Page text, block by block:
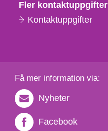
Fler kontaktuppgifter
Kontaktuppgifter
Få mer information via:
Nyheter
Facebook